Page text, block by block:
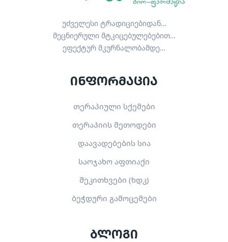
უძველესი ტრადიციებიდან…
მეცნიერული მტკიცებულებებით…
ეფექტურ მკურნალობამდე…
ინფორმაცია
თერაპიული სქემები
თერაპიის მეთოდები
დაავადებების სია
საოჯახო აფთიაქი
შეკითხვები (ხდკ)
ბეჭდური გამოცემები
ბლოგი